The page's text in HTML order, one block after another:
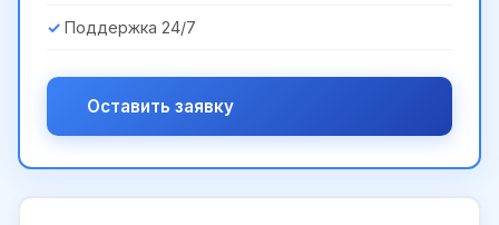
Поддержка 24/7
Оставить заявку